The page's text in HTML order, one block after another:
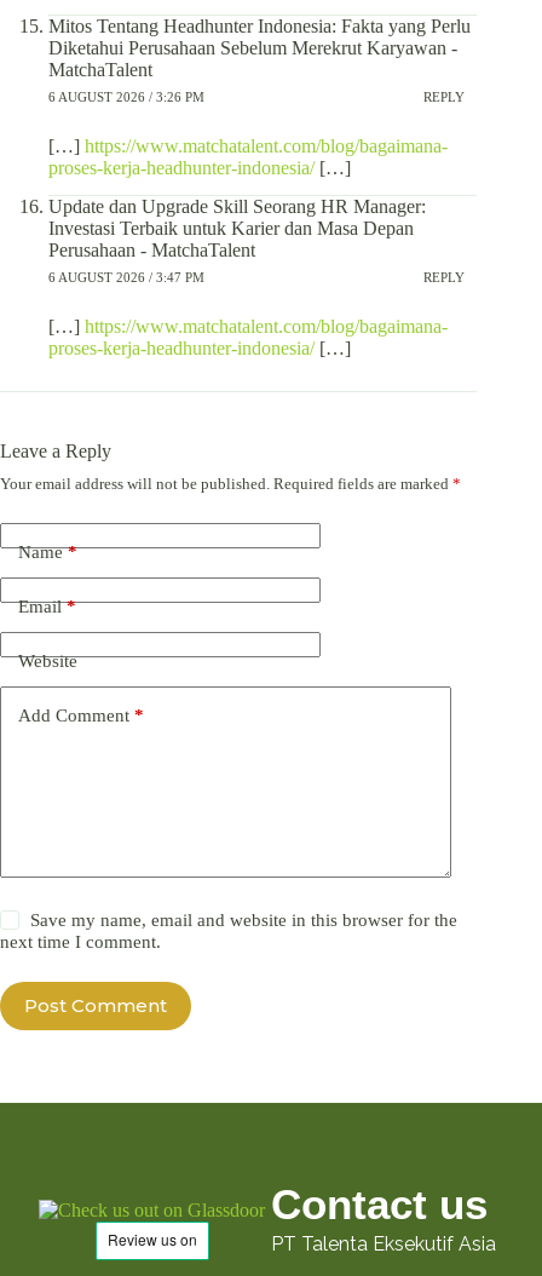
Mitos Tentang Headhunter Indonesia: Fakta yang Perlu
Diketahui Perusahaan Sebelum Merekrut Karyawan -
MatchaTalent
6 AUGUST 2026 / 3:26 PM REPLY
[…] https://www.matchatalent.com/blog/bagaimana-
proses-kerja-headhunter-indonesia/[…]
Update dan Upgrade Skill Seorang HR Manager:
Investasi Terbaik untuk Karier dan Masa Depan
Perusahaan - MatchaTalent
6 AUGUST 2026 / 3:47 PM REPLY
[…] https://www.matchatalent.com/blog/bagaimana-
proses-kerja-headhunter-indonesia/[…]
Leave a Reply
Your email address will not be published. Required fields are marked *
Name*
Email*
Website
Add Comment *
Save my name, email and website in this browser for the
next time I comment.
Post Comment
Contact us
PT Talenta Eksekutif Asia